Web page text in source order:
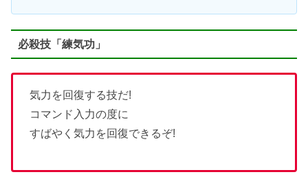
必殺技「練気功」
気力を回復する技だ!
コマンド入力の度に
すばやく気力を回復できるぞ!